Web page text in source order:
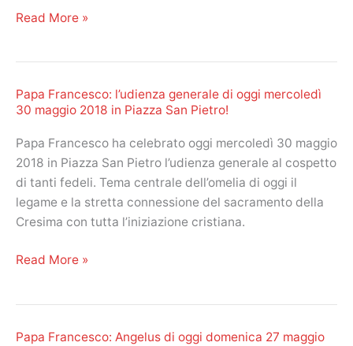
San
Papa
domenica
3
giugno
2018
in
Piazza
San
La
Domini!
Read More »
Papa Francesco: l’udienza generale di oggi mercoledì
30 maggio 2018 in Piazza San Pietro!
Papa Francesco ha celebrato oggi mercoledì 30 maggio
2018 in Piazza San Pietro l’udienza generale al cospetto
di tanti fedeli. Tema centrale dell’omelia di oggi il
legame e la stretta connessione del sacramento della
Cresima con tutta l’iniziazione cristiana.
Papa
di
Read More »
Papa Francesco: Angelus di oggi domenica 27 maggio